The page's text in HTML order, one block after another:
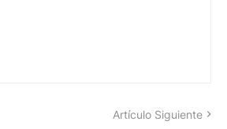
Artículo Siguiente